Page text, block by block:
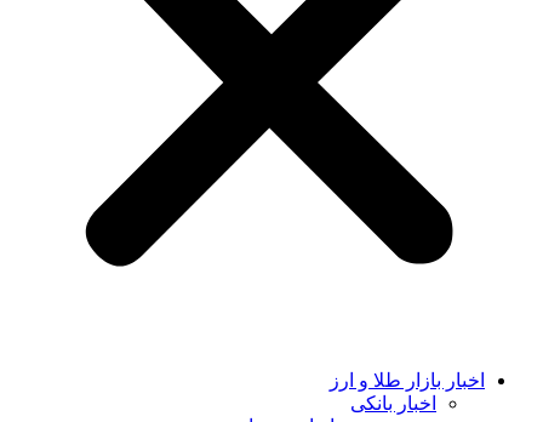
اخبار بازار طلا و ارز
اخبار بانکی